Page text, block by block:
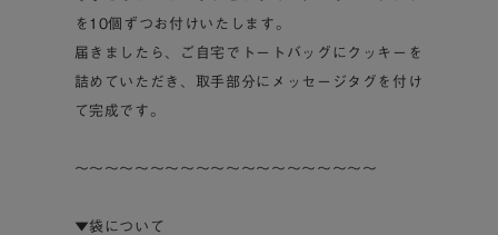
を10個ずつお付けいたします。
届きましたら、ご自宅でトートバッグにクッキーを
詰めていただき、取手部分にメッセージタグを付け
て完成です。
～～～～～～～～～～～～～～～～～～～～
▼袋について